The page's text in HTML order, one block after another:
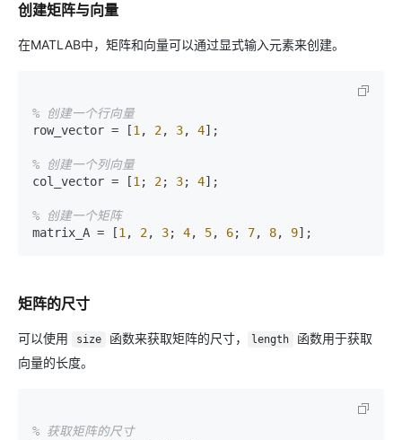
创建矩阵与向量
在MATLAB中，矩阵和向量可以通过显式输入元素来创建。
% 创建一个行向量
row_vector = [1 , 2, 3, 4];
% 创建一个列向量
col_vector = [1 ; 2; 3; 4];
% 创建一个矩阵
matrix_A = [1 , 2, 3; 4, 5, 6; 7, 8, 9
矩阵的尺寸
可以使用 size 函数来获取矩阵的尺寸， length
函数用于获取
向量的长度。
% 获取矩阵的尺寸